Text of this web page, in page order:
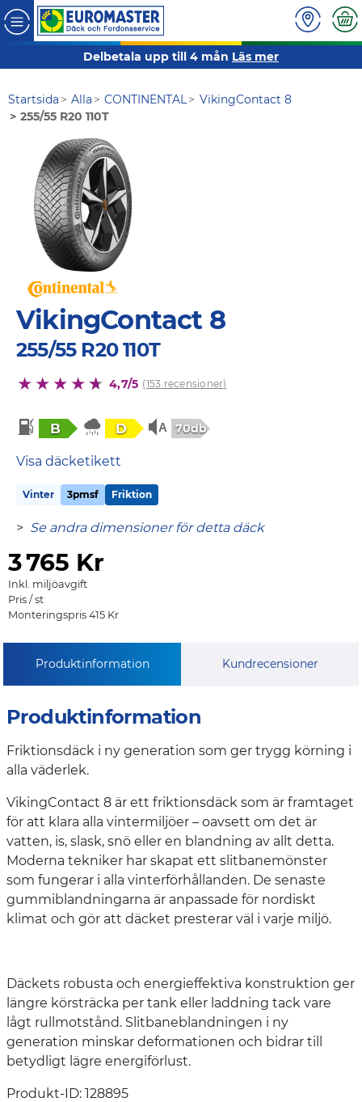
Delbetala upp till 4 mån Läs mer
Startsida Alla CONTINENTAL
VikingContact 8
255/55 R20 110T
VikingContact 8
255/55 R20 110T
4,7/5 (153 recensioner)
B D 70db
Visa däcketikett
Vinter 3pmsf Friktion
> Se andra dimensioner för detta däck
3765 Kr
Inkl. miljöavgift
Pris / st
Monteringspris 415 Kr
Produktinformation Kundrecensioner
Produktinformation
Friktionsdäck i ny generation som ger trygg körning i
alla väderlek.
VikingContact 8 är ett friktionsdäck som är framtaget
för att klara alla vintermiljöer – oavsett om det är
vatten, is, slask, snö eller en blandning av allt detta.
Moderna tekniker har skapat ett slitbanemönster
som fungerar i alla vinterförhållanden. De senaste
gummiblandningarna är anpassade för nordiskt
klimat och gör att däcket presterar väl i varje miljö.
Däckets robusta och energieffektiva konstruktion ger
längre körsträcka per tank eller laddning tack vare
lågt rullmotstånd. Slitbaneblandningen i ny
generation minskar deformationen och bidrar till
betydligt lägre energiförlust.
Produkt-ID: 128895